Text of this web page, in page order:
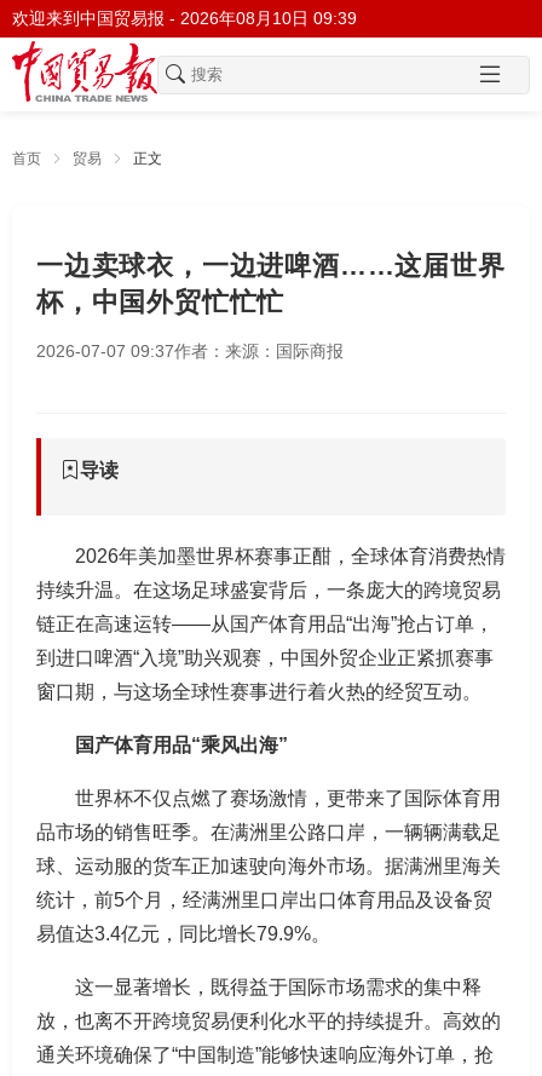
欢迎来到中国贸易报 - 2026年08月10日 09:39
首页 贸易 正文
一边卖球衣，一边进啤酒……这届世界
杯，中国外贸忙忙忙
2026-07-07 09:37作者： 来源：国际商报
导读
2026年美加墨世界杯赛事正酣，全球体育消费热情
持续升温。在这场足球盛宴背后，一条庞大的跨境贸易
链正在高速运转——从国产体育用品“出海”抢占订单，
到进口啤酒“入境”助兴观赛，中国外贸企业正紧抓赛事
窗口期，与这场全球性赛事进行着火热的经贸互动。
国产体育用品“乘风出海”
世界杯不仅点燃了赛场激情，更带来了国际体育用
品市场的销售旺季。在满洲里公路口岸，一辆辆满载足
球、运动服的货车正加速驶向海外市场。据满洲里海关
统计，前5个月，经满洲里口岸出口体育用品及设备贸
易值达3.4亿元，同比增长79.9%。
这一显著增长，既得益于国际市场需求的集中释
放，也离不开跨境贸易便利化水平的持续提升。高效的
通关环境确保了“中国制造”能够快速响应海外订单，抢